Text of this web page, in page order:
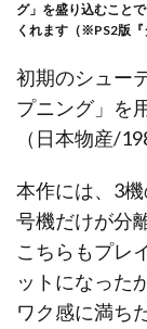
グ」を盛り込むこと
くれます（※PS2版『
初期のシュー
プニング」を
（日本物産/
本作には、3
号機だけが分
こちらもプレ
ットになった
ワク感に満ち